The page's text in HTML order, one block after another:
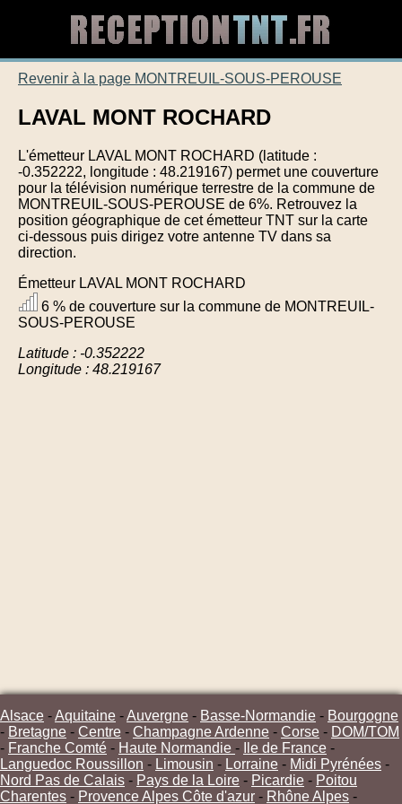
Revenir à la page MONTREUIL-SOUS-PEROUSE
LAVAL MONT ROCHARD
L'émetteur LAVAL MONT ROCHARD (latitude :
-0.352222, longitude : 48.219167) permet une couverture
pour la télévision numérique terrestre de la commune de
MONTREUIL-SOUS-PEROUSE de 6%. Retrouvez la
position géographique de cet émetteur TNT sur la carte
ci-dessous puis dirigez votre antenne TV dans sa
direction.
Émetteur LAVAL MONT ROCHARD
6 % de couverture sur la commune de MONTREUIL-
SOUS-PEROUSE
Latitude : -0.352222
Longitude : 48.219167
Alsace -Aquitaine -Auvergne - Basse-Normandie - Bourgogne
- Bretagne - Centre - Champagne Ardenne - Corse - DOM/TOM
- Franche Comté - Haute Normandie - Ile de France -
Languedoc Roussillon - Limousin - Lorraine - Midi Pyrénées -
Nord Pas de Calais - Pays de la Loire - Picardie - Poitou
Charentes - Provence Alpes Côte d'azur - Rhône Alpes -